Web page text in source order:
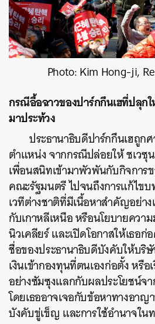
Photo: Kim Hong-ji,
กรณีอื้อฉาวของปาร์กกึนเฮที่ปลุก
มาประท้วง
ประธานาธิบดีปาร์กกึนเฮถูก
ตำแหน่ง จากกรณีปล่อยให้ ชเวซุ
เพื่อนสนิทเข้ามาพัวพันกับกิจการ
คณะรัฐมนตรี ไปจนถึงการแก้ไข
เวทีต่างชาติที่มีเนื้อหาสำคัญอย่า
กับเกาหลีเหนือ หรือนโยบายควา
นิวเคลียร์ และเปิดโอกาสให้เธอก่
ชื่อของประธานาธิบดีบังคับให้บริ
เงินเข้ากองทุนที่ตนเองก่อตั้ง หรื
อย่างซัมซุงแลกกับผลประโยชน์จ
โดยเธออาจเจอกับข้อหาทางอา
บังคับขู่เข็ญ และการใช้อำนาจใน